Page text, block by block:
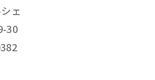
ェ
30